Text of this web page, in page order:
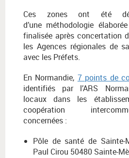
Ces zones ont été
d’une méthodologie
finalisée après concertation
les Agences régionales de
avec les Préfets.
En Normandie, 7 points de
identifiés par l’ARS
locaux dans les
coopération
concernées :
Pôle de santé de Sainte-
Paul Cirou 50480 Sainte-